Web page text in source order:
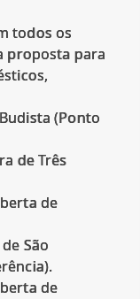
todos os
proposta para
(Ponto
de Três
de
São
de